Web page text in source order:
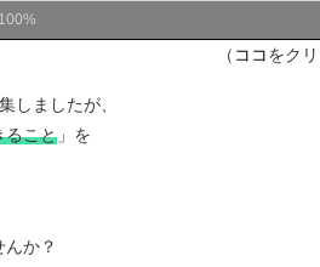
（ ココをク
しましたが、
ること 」を
か？